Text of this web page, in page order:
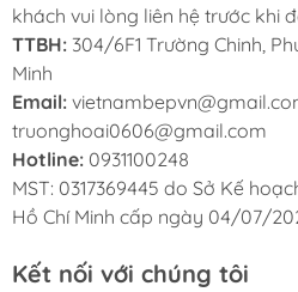
khách vui lòng liên hệ trước khi
TTBH: 304/6F1 Trường Chinh,
Minh
Email:
truonghoai0606@gmail.com
Hotline: 0931100248
MST: 0317369445 do Sở Kế
Hồ Chí Minh cấp ngày 04/07/
Kết nối với chúng tôi